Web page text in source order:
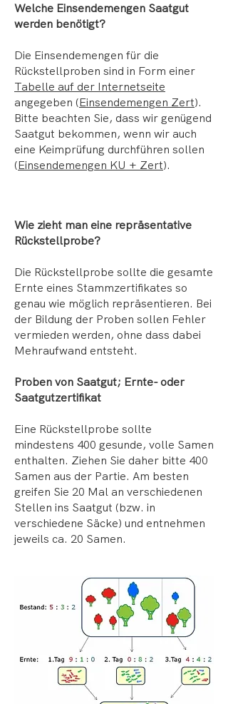
Welche Einsendemengen Saatgut
werden benötigt?
Die Einsendemengen für die
Rückstellproben sind in Form einer
Tabelle auf der Internetseite
angegeben (Einsendemengen Zert).
Bitte beachten Sie, dass wir genügend
Saatgut bekommen, wenn wir auch
eine Keimprüfung durchführen sollen
(Einsendemengen KU + Zert).
Wie zieht man eine repräsentative
Rückstellprobe?
Die Rückstellprobe sollte die gesamte
Ernte eines Stammzertifikates so
genau wie möglich repräsentieren. Bei
der Bildung der Proben sollen Fehler
vermieden werden, ohne dass dabei
Mehraufwand entsteht.
Proben von Saatgut; Ernte- oder
Saatgutzertifikat
Eine Rückstellprobe sollte
mindestens 400 gesunde, volle Samen
enthalten. Ziehen Sie daher bitte 400
Samen aus der Partie. Am besten
greifen Sie 20 Mal an verschiedenen
Stellen ins Saatgut (bzw. in
verschiedene Säcke) und entnehmen
jeweils ca. 20 Samen.